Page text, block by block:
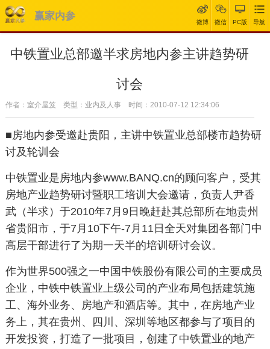
赢家内参
微博 微信 PC版 导航
中铁置业总部邀半求房地内参主讲趋势研
讨会
作者：室介屋笈 类型：业内及人事 时间：2010-07-12 12:34:06
■房地内参受邀赴贵阳，主讲中铁置业总部楼市趋势研
讨及轮训会
中铁置业是房地内参www.BANQ.cn的顾问客户，受其
房地产业趋势研讨暨职工培训大会邀请，负责人尹香
武（半求）于2010年7月9日晚赶赴其总部所在地贵州
省贵阳市，于7月10下午-7月11日全天对集团各部门中
高层干部进行了为期一天半的培训研讨会议。
作为世界500强之一中国中铁股份有限公司的主要成员
企业，中铁中铁置业上级公司的产业布局包括建筑施
工、海外业务、房地产和酒店等。其中，在房地产业
务上，其在贵州、四川、深圳等地区都参与了项目的
开发投资，打造了一批项目，创建了中铁置业的地产